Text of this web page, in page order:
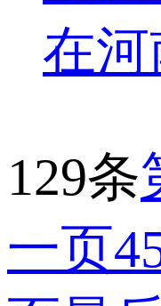
在河
129条
一页4